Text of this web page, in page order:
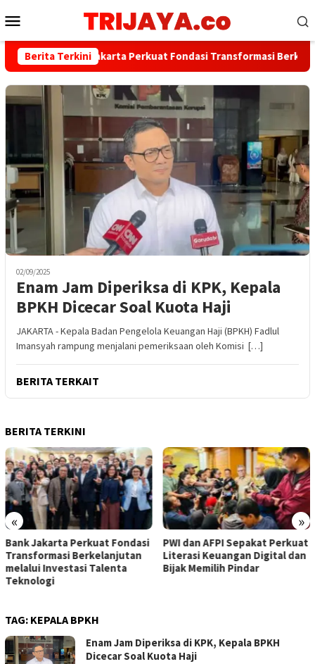
ke
Mobile
Berita Terkini
Bank Jakarta Perkuat Fondasi Transformasi
02/09/2025
Enam Jam Diperiksa di KPK, Kepala
BPKH Dicecar Soal Kuota Haji
JAKARTA - Kepala Badan Pengelola Keuangan Haji (BPKH) Fadlul
Imansyah rampung menjalani pemeriksaan oleh Komisi […]
BERITA TERKAIT
BERITA TERKINI
« »
Bank Jakarta Perkuat Fondasi
Transformasi Berkelanjutan
melalui Investasi Talenta
Teknologi
PWI dan AFPI Sepakat Perkuat
Literasi Keuangan Digital dan
Bijak Memilih Pindar
TAG: KEPALA BPKH
Enam Jam Diperiksa di KPK, Kepala BPKH
Dicecar Soal Kuota Haji